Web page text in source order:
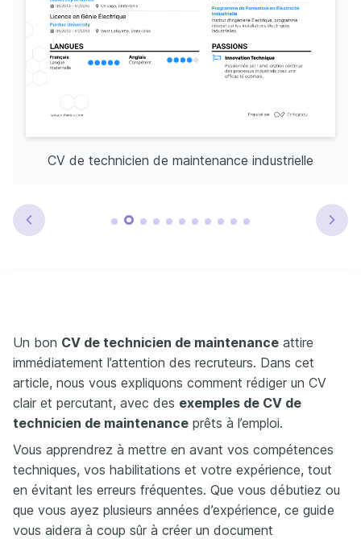
CV de technicien de maintenance industrielle
Un bon CV de technicien de maintenance attire
immédiatement l’attention des recruteurs. Dans cet
article, nous vous expliquons comment rédiger un CV
clair et percutant, avec des exemples de CV de
technicien de maintenance prêts à l’emploi.
Vous apprendrez à mettre en avant vos compétences
techniques, vos habilitations et votre expérience, tout
en évitant les erreurs fréquentes. Que vous débutiez ou
que vous ayez plusieurs années d’expérience, ce guide
vous aidera à coup sûr à créer un document